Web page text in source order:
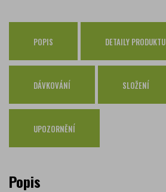
Osobní odběr Pražákova
Osobní odběr Kounicova
Česká pošta
PPL
GLS
POPIS DETAILY PRODUKTU
DÁVKOVÁNÍ SLOŽENÍ
UPOZORNĚNÍ
Popis